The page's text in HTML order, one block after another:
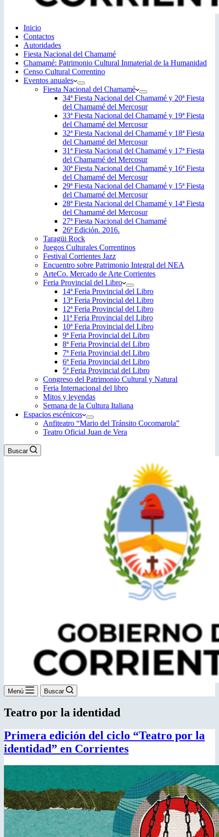
Inicio
Contactos
Autoridades
Fiesta Nacional del Chamamé
Chamamé: Patrimonio Cultural Inmaterial de la Humanidad
Censo Cultural Correntino
Eventos anuales
Fiesta Nacional del Chamamé
34ª Fiesta Nacional del Chamamé y 20ª Fiesta
del Chamamé del Mercosur
33ª Fiesta Nacional del Chamamé y 19ª Fiesta
del Chamamé del Mercosur
32ª Fiesta Nacional del Chamamé y 18ª Fiesta
del Chamamé del Mercosur
31ª Fiesta Nacional del Chamamé y 17ª Fiesta
del Chamamé del Mercosur
30ª Fiesta Nacional del Chamamé y 16ª Fiesta
del Chamamé del Mercosur
29ª Fiesta Nacional del Chamamé y 15ª Fiesta
del Chamamé del Mercosur
28ª Fiesta Nacional del Chamamé y 14ª Fiesta
del Chamamé del Mercosur
27ª Fiesta Nacional del Chamamé
26ª Edición. 2016.
Taragüi Rock
Juegos Culturales Correntinos
Festival Corrientes Jazz
Encuentro sobre Patrimonio Integral del NEA
ArteCo. Mercado de Arte Corrientes
Feria Provincial del Libro
14ª Feria Provincial del Libro
13ª Feria Provincial del Libro
12ª Feria Provincial del Libro
11ª Feria Provincial del Libro
10ª Feria Provincial del Libro
9ª Feria Provincial del Libro
8ª Feria Provincial del Libro
7ª Feria Provincial del Libro
6ª Feria Provincial del Libro
5ª Feria Provincial del Libro
Congreso del Patrimonio Cultural y Natural
Feria Internacional del libro
Mitos y leyendas
Semana de la Cultura Italiana
Espacios escénicos
Anfiteatro “Mario del Tránsito Cocomarola”
Teatro Oficial Juan de Vera
Buscar
Menú Buscar
Teatro por la identidad
Primera edición del ciclo “Teatro por la
identidad” en Corrientes